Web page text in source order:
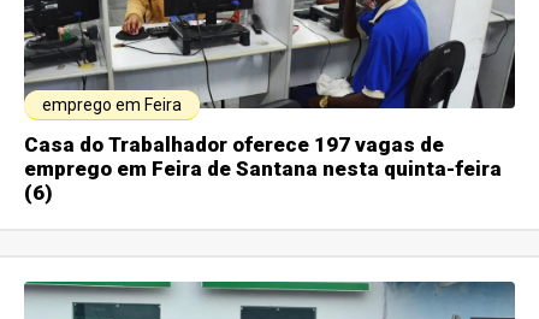
emprego em Feira
Casa do Trabalhador oferece 197 vagas de
emprego em Feira de Santana nesta quinta-feira
(6)